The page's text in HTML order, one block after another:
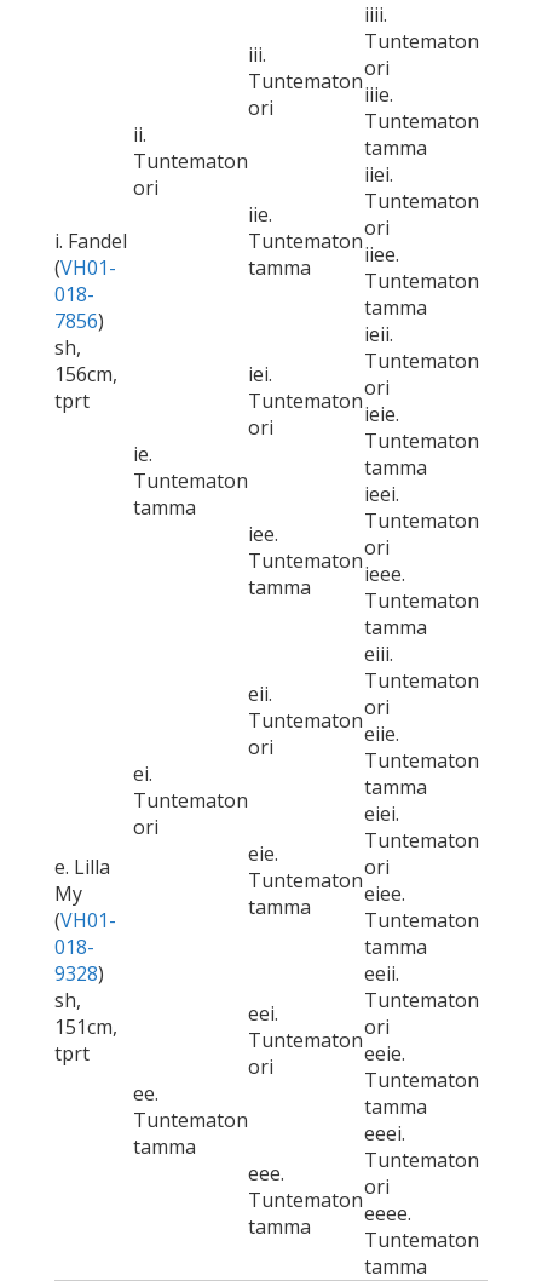
i. Fandel
(VH01-
018-
7856)
sh,
156cm,
tprt
ii.
Tuntematon
ori
iii.
Tuntematon
ori
iiii.
Tuntematon
ori
iiie.
Tuntematon
tamma
iie.
Tuntematon
tamma
iiei.
Tuntematon
ori
iiee.
Tuntematon
tamma
ie.
Tuntematon
tamma
iei.
Tuntematon
ori
ieii.
Tuntematon
ori
ieie.
Tuntematon
tamma
iee.
Tuntematon
tamma
ieei.
Tuntematon
ori
ieee.
Tuntematon
tamma
e. Lilla
My
(VH01-
018-
9328)
sh,
151cm,
tprt
ei.
Tuntematon
ori
eii.
Tuntematon
ori
eiii.
Tuntematon
ori
eiie.
Tuntematon
tamma
eie.
Tuntematon
tamma
eiei.
Tuntematon
ori
eiee.
Tuntematon
tamma
ee.
Tuntematon
tamma
eei.
Tuntematon
ori
eeii.
Tuntematon
ori
eeie.
Tuntematon
tamma
eee.
Tuntematon
tamma
eeei.
Tuntematon
ori
eeee.
Tuntematon
tamma